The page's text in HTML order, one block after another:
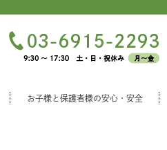
お子様と保護者様の安心・安全